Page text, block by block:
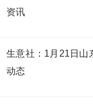
资讯
生意社：1月21日山
动态